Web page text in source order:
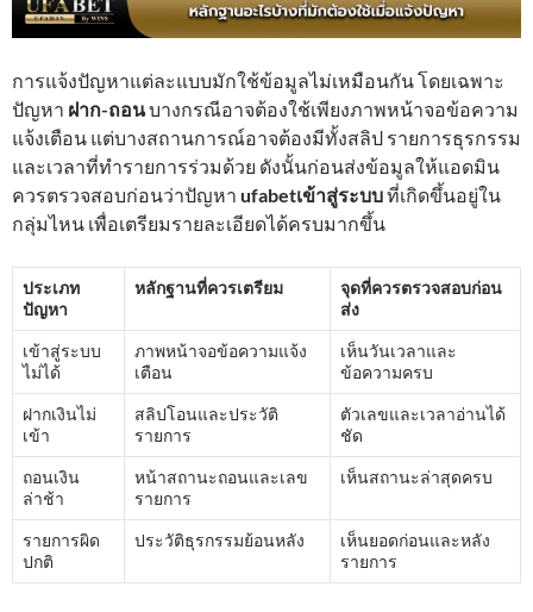
การแจ้งปัญหาแต่ละแบบมักใช้ข้อมูลไม่เหมือนกัน โดยเฉพาะ
ปัญหา ฝาก-ถอนบางกรณีอาจต้องใช้เพียงภาพหน้าจอข้อความ
แจ้งเตือน แต่บางสถานการณ์อาจต้องมีทั้งสลิป รายการธุรกรรม
และเวลาที่ทำรายการร่วมด้วย ดังนั้นก่อนส่งข้อมูลให้แอดมิน
ควรตรวจสอบก่อนว่าปัญหา ufabetเข้าสู่ระบบที่เกิดขึ้นอยู่ใน
กลุ่มไหน เพื่อเตรียมรายละเอียดได้ครบมากขึ้น
ประเภท
ปัญหา
หลักฐานที่ควรเตรียม
จุดที่ควรตรวจสอบก่อน
ส่ง
เข้าสู่ระบบ
ไม่ได้
ภาพหน้าจอข้อความแจ้ง
เตือน
เห็นวันเวลาและ
ข้อความครบ
ฝากเงินไม่
เข้า
สลิปโอนและประวัติ
รายการ
ตัวเลขและเวลาอ่านได้
ชัด
ถอนเงิน
ล่าช้า
หน้าสถานะถอนและเลข
รายการ
เห็นสถานะล่าสุดครบ
รายการผิด
ปกติ
ประวัติธุรกรรมย้อนหลัง
เห็นยอดก่อนและหลัง
รายการ